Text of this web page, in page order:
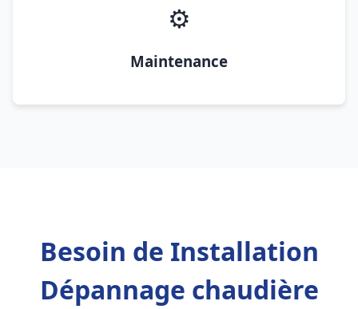
⚙️
Maintenance
Besoin de Installation
Dépannage chaudière